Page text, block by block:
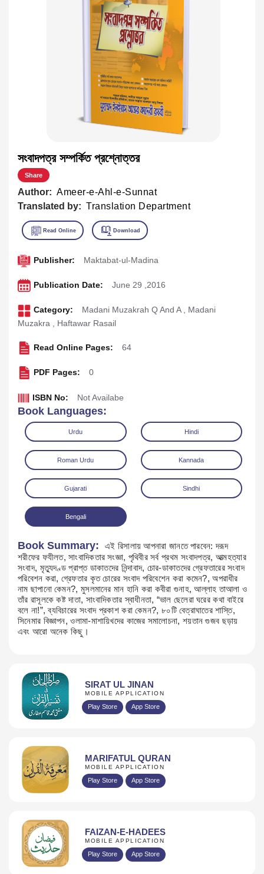
সংবাদপত্র সম্পর্কিত প্রশ্নোত্তর
Share
Author: Ameer-e-Ahl-e-Sunnat
Translated by: Translation Department
Read Online
Publisher: Maktabat-ul-Madina
Publication Date: June 29 ,2016
Category: Madani Muzakrah Q And A , Madani
Muzakra
Haftawar Rasail
Read Online Pages: 64
PDF Pages: 0
ISBN No: Not Availabe
Book Languages:
Urdu Hindi
Roman Urdu Kannada
Gujarati Sindhi
Bengali
Book Summary:
এই রিসালায় আপনারা জানতে পারবেন: দরূদ
শরীফের ফযীলত, সাংবাদিকতার সংজ্ঞা, পৃথিবীর সর্ব প্রথম সংবাদপত্র, আত্মহত্যার
সংবাদ, মৃত্যুদণ্ড প্রাপ্ত ডাকাতদের নিন্দাবাদ, চোর-ডাকাতদের গ্রেফতারের সংবাদ
পরিবেশন করা, গ্রেফতার কৃত চোরের সংবাদ পরিবেশেন করা কমেন?, অপরাধীর
নাম ছাপানো কেমন?, মুসলমানের মান হানি করা কবীরা গুনাহ, আল্লাহ তাআলা ও
তাঁর রাসূলকে কষ্ট দাতা, সাংবাদিকতার স্বাধীনতা, “ভাল ছেলেরা ঘরের কথা বাইরে
বলে না!”, ব্যবিচারের সংবাদ প্রকাশ করা কেমন?, ৮০টি বেত্রাঘাতের শাস্তি,
সিনেমার বিজ্ঞাপন, ওলামা-মাশায়িখদের কাজের সমালোচনা, শয়তান গুজব ছড়ায়
এবং আরো অনেক কিছু।​​​​
SIRAT UL JINAN
MOBILE APPLICATION
Play Store App Store
MARIFATUL QURAN
MOBILE APPLICATION
Play Store App Store
FAIZAN-E-HADEES
MOBILE APPLICATION
Play Store App Store